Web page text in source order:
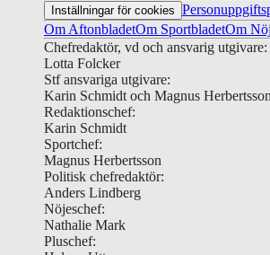
Inställningar för cookies
Om AftonbladetOm SportbladetOm
Chefredaktör, vd och ansvarig utgivare:
Lotta Folcker
Stf ansvariga utgivare:
Karin Schmidt och Magnus Herbertsson
Redaktionschef:
Karin Schmidt
Sportchef:
Magnus Herbertsson
Politisk chefredaktör:
Anders Lindberg
Nöjeschef:
Nathalie Mark
Pluschef: